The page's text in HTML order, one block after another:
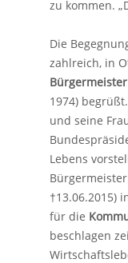
zu kommen.
Die
zahlreich, in
1974)
und seine
Lebens
Bürgermeister
†13.06.2015)
für die
beschlagen